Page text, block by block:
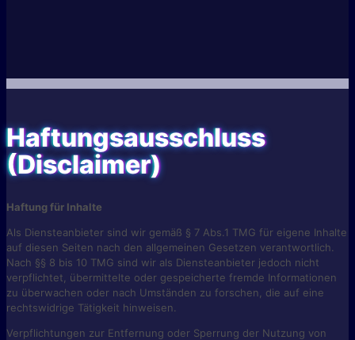
Haftungsausschluss
(Disclaimer)
Haftung für Inhalte
Als Diensteanbieter sind wir gemäß § 7 Abs.1 TMG für eigene Inhalte
auf diesen Seiten nach den allgemeinen Gesetzen verantwortlich.
Nach §§ 8 bis 10 TMG sind wir als Diensteanbieter jedoch nicht
verpflichtet, übermittelte oder gespeicherte fremde Informationen
zu überwachen oder nach Umständen zu forschen, die auf eine
rechtswidrige Tätigkeit hinweisen.
Verpflichtungen zur Entfernung oder Sperrung der Nutzung von